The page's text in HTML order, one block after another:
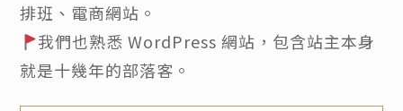
排班、電商網站。
我們也熟悉 WordPress 網站，包含站主本身
就是十幾年的部落客。